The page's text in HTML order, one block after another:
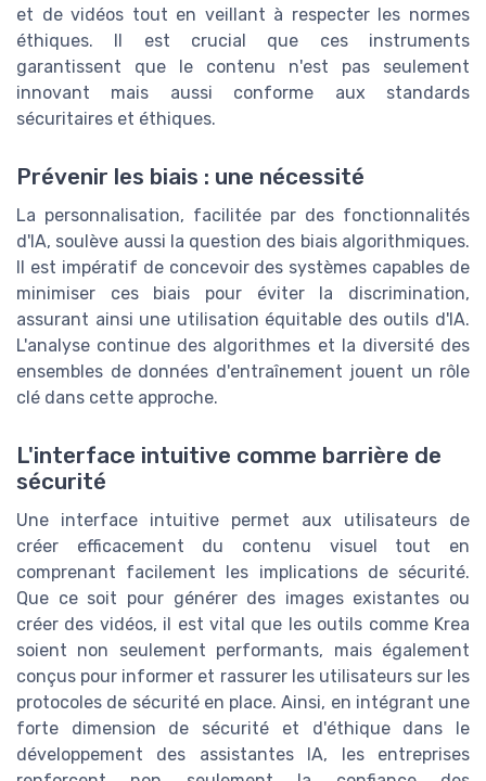
et de vidéos tout en veillant à respecter les normes
éthiques. Il est crucial que ces instruments
garantissent que le contenu n'est pas seulement
innovant mais aussi conforme aux standards
sécuritaires et éthiques.
Prévenir les biais : une nécessité
La personnalisation, facilitée par des fonctionnalités
d'IA, soulève aussi la question des biais algorithmiques.
Il est impératif de concevoir des systèmes capables de
minimiser ces biais pour éviter la discrimination,
assurant ainsi une utilisation équitable des outils d'IA.
L'analyse continue des algorithmes et la diversité des
ensembles de données d'entraînement jouent un rôle
clé dans cette approche.
L'interface intuitive comme barrière de
sécurité
Une interface intuitive permet aux utilisateurs de
créer efficacement du contenu visuel tout en
comprenant facilement les implications de sécurité.
Que ce soit pour générer des images existantes ou
créer des vidéos, il est vital que les outils comme Krea
soient non seulement performants, mais également
conçus pour informer et rassurer les utilisateurs sur les
protocoles de sécurité en place. Ainsi, en intégrant une
forte dimension de sécurité et d'éthique dans le
développement des assistantes IA, les entreprises